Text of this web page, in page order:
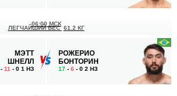
МЭТТ
ШНЕЛЛ
- 11 - 0 1 НЗ
06:00 МСК
ЛЕГЧАЙШИЙ ВЕС 61.2 КГ
РОЖЕРИО
БОНТОРИН
17 - 6 - 0 2 НЗ